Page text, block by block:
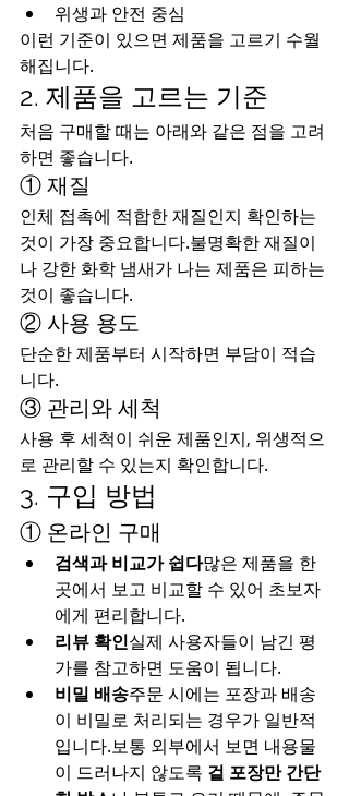
위생과 안전 중심
이런 기준이 있으면 제품을 고르기 수월
해집니다.
2. 제품을 고르는 기준
처음 구매할 때는 아래와 같은 점을 고려
하면 좋습니다.
① 재질
인체 접촉에 적합한 재질인지 확인하는
것이 가장 중요합니다.불명확한 재질이
나 강한 화학 냄새가 나는 제품은 피하는
것이 좋습니다.
② 사용 용도
단순한 제품부터 시작하면 부담이 적습
니다.
③ 관리와 세척
사용 후 세척이 쉬운 제품인지, 위생적으
로 관리할 수 있는지 확인합니다.
3. 구입 방법
① 온라인 구매
검색과 비교가 쉽다많은 제품을 한
곳에서 보고 비교할 수 있어 초보자
에게 편리합니다.
리뷰 확인실제 사용자들이 남긴 평
가를 참고하면 도움이 됩니다.
비밀 배송주문 시에는 포장과 배송
이 비밀로 처리되는 경우가 일반적
입니다.보통 외부에서 보면 내용물
이 드러나지 않도록 겉 포장만 간단